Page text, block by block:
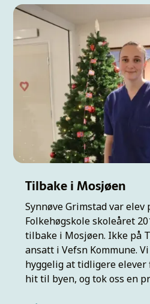
Tilbake i Mosjøen
Synnøve Grimstad var elev
Folkehøgskole skoleåret
tilbake i Mosjøen. Ikke på
ansatt i Vefsn Kommune.
hyggelig at tidligere
hit til byen, og tok oss en